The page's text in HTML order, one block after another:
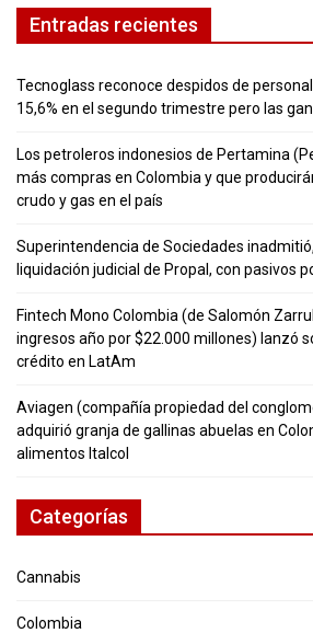
Entradas recientes
Tecnoglass reconoce despidos de
15,6% en el segundo trimestre pero las
Los petroleros indonesios de Pertamina
más compras en Colombia y que
crudo y gas en el país
Superintendencia de Sociedades
liquidación judicial de Propal, con pasivos
Fintech Mono Colombia (de Salomón
ingresos año por $22.000 millones) lanzó
crédito en LatAm
Aviagen (compañía propiedad del
adquirió granja de gallinas abuelas en
alimentos Italcol
Categorías
Cannabis
Colombia